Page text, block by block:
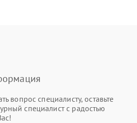
вопрос специалисту, оставьте
специалист с радостью